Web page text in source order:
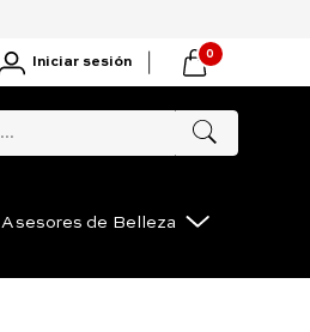
Iniciar sesión
0
Estoy buscando...
Asesores de Belleza